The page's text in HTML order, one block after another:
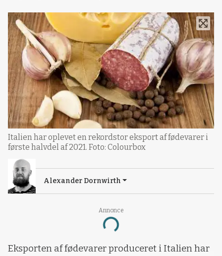
Annonce
Loading...
Italien har oplevet en rekordstor eksport af fødevarer i
første halvdel af 2021. Foto: Colourbox
Alexander Dornwirth
Eksporten af fødevarer produceret i Italien har